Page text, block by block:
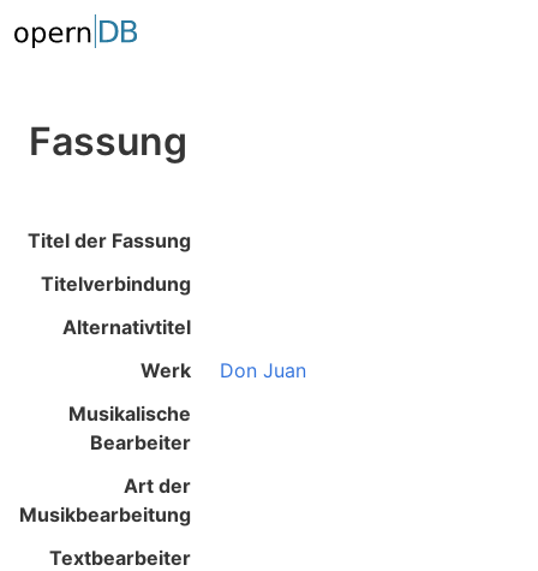
Fassung
Titel der Fassung
Titelverbindung
Alternativtitel
Werk
Don Juan
Musikalische
Bearbeiter
Art der
Musikbearbeitung
Textbearbeiter